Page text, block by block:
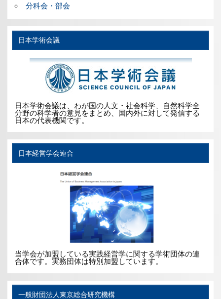
分科会・部会
日本学術会議
日本学術会議は、わが国の人文・社会科学、自然科学全
分野の科学者の意見をまとめ、国内外に対して発信する
日本の代表機関です。
日本経営学会連合
当学会が加盟している実践経営学に関する学術団体の連
合体です。実務団体は特別加盟しています。
一般財団法人東京総合研究機構